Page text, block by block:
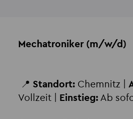
Mechatroniker (m/w/d)
📍 Standort:Chemnitz |
Vollzeit |
Einstieg:Ab